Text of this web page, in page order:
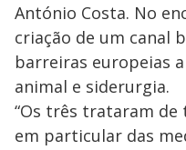
António Costa. No
criação de um canal
barreiras europeias
animal e siderurgia.
“Os três trataram de
em particular das